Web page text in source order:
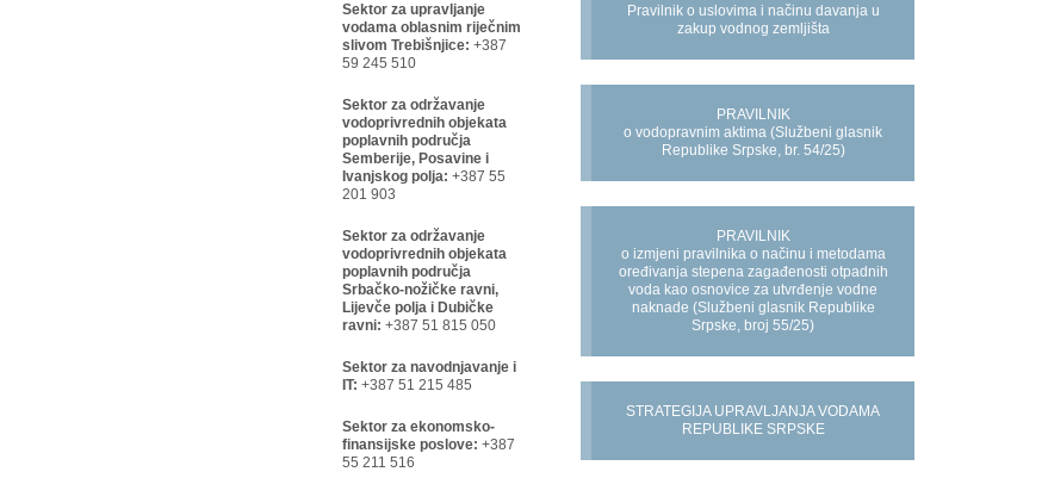
Pravilnik o uslovima i načinu davanja u
zakup vodnog zemljišta
PRAVILNIK
o vodopravnim aktima (Službeni glasnik
Republike Srpske, br. 54/25)
PRAVILNIK
o izmjeni pravilnika o načinu i metodama
oređivanja stepena zagađenosti otpadnih
voda kao osnovice za utvrđenje vodne
naknade (Službeni glasnik Republike
Srpske, broj 55/25)
STRATEGIJA UPRAVLJANJA VODAMA
REPUBLIKE SRPSKE
Sektor za upravljanje
vodama oblasnim riječnim
slivom Trebišnjice: +387
59 245 510
Sektor za održavanje
vodoprivrednih objekata
poplavnih područja
Semberije, Posavine i
Ivanjskog polja: +387 55
201 903
Sektor za održavanje
vodoprivrednih objekata
poplavnih područja
Srbačko-nožičke ravni,
Lijevče polja i Dubičke
ravni: +387 51 815 050
Sektor za navodnjavanje i
IT: +387 51 215 485
Sektor za ekonomsko-
finansijske poslove: +387
55 211 516